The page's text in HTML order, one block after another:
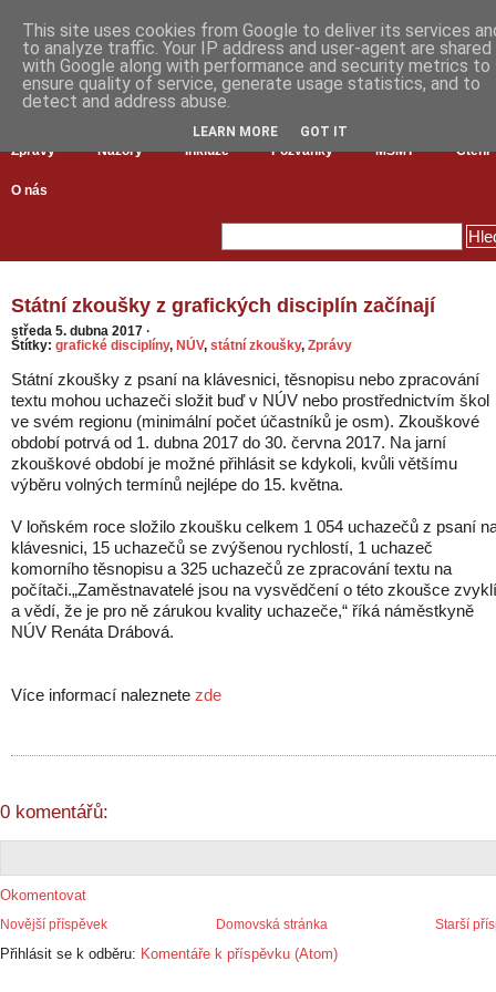
Zprávy Názory Inkluze Pozvánky MŠMT Čtení
O nás
Státní zkoušky z grafických disciplín začínají
středa 5. dubna 2017 ·
Štítky: grafické disciplíny, NÚV, státní zkoušky, Zprávy
Státní zkoušky z psaní na klávesnici, těsnopisu nebo zpracování
textu mohou uchazeči složit buď v NÚV nebo prostřednictvím škol
ve svém regionu (minimální počet účastníků je osm). Zkouškové
období potrvá od 1. dubna 2017 do 30. června 2017. Na jarní
zkouškové období je možné přihlásit se kdykoli, kvůli většímu
výběru volných termínů nejlépe do 15. května.
V loňském roce složilo zkoušku celkem 1 054 uchazečů z psaní
klávesnici, 15 uchazečů se zvýšenou rychlostí, 1 uchazeč
komorního těsnopisu a 325 uchazečů ze zpracování textu na
počítači.„Zaměstnavatelé jsou na vysvědčení o této zkoušce zvyklí
a vědí, že je pro ně zárukou kvality uchazeče,“ říká náměstkyně
NÚV Renáta Drábová.
Více informací naleznete zde
0 komentářů:
Okomentovat
Novější příspěvek Starší
Domovská stránka
Přihlásit se k odběru: Komentáře k příspěvku (Atom)
This site uses cookies from Google to deliver its services
to analyze traffic. Your IP address and user-agent are shared
with Google along with performance and security metrics to
ensure quality of service, generate usage statistics, and to
detect and address abuse.
LEARN MORE GOT IT